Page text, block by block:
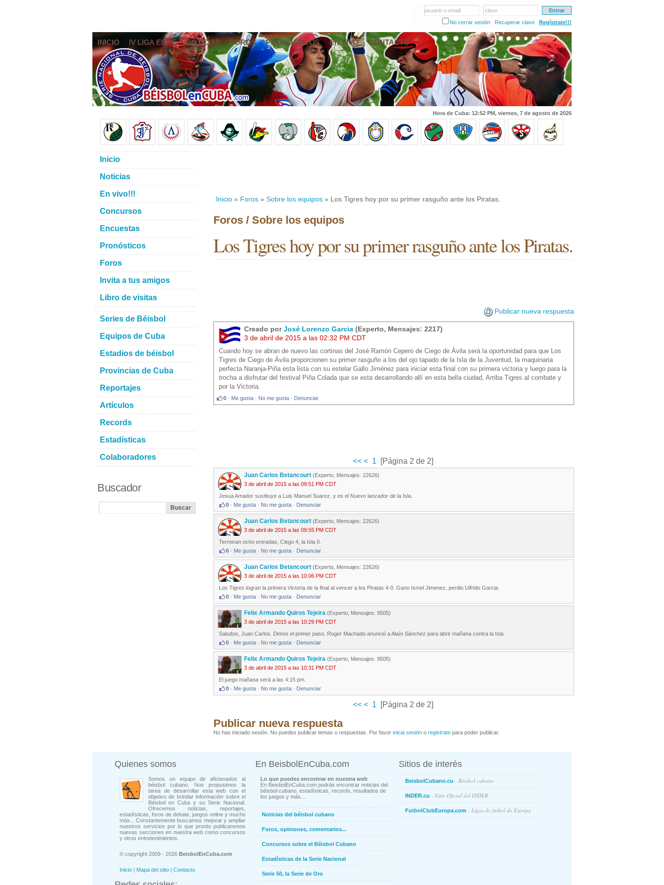
usuario o email
clave
No cerrar sesión
Recuperar clave Regístrate!!!
INICIO IV LIGA ELITE NOTICIAS FOROS PRONÓSTICOS EN VIVO CONTACTO
Hora de Cuba: 12:52 PM, viernes, 7 de agosto de 2026
Inicio » Foros » Sobre los equipos » Los Tigres hoy por su primer rasguño ante los Piratas.
Foros / Sobre los equipos
Los Tigres hoy por su primer rasguño ante los Piratas.
Publicar nueva respuesta
Creado porJosé Lorenzo Garcia (Experto, Mensajes: 2217)
3 de abril de 2015 a las 02:32 PM CDT
Cuando hoy se abran de nuevo las cortinas del José Ramón Cepero de Ciego de Ávila será la oportunidad para que Los
Tigres de Ciego de Ávila proporcionen su primer rasguño a los del ojo tapado de la Isla de la Juventud, la maquinaria
perfecta Naranja-Piña esta lista con su estelar Gallo Jiménez para iniciar esta final con su primera victoria y luego para la
trocha a disfrutar del festival Piña Colada que se esta desarrollando allí en esta bella ciudad, Arriba Tigres al combate y
por la Victoria.
0 · Me gusta · No me gusta · Denunciar
<< < 1 [Página 2 de 2]
Juan Carlos Betancourt (Experto, Mensajes: 22626)
3 de abril de 2015 a las 09:51 PM CDT
Jesua Amador sustituye a Luis Manuel Suarez, y es el Nuevo lanzador de la Isla.
0 · Me gusta · No me gusta · Denunciar
Juan Carlos Betancourt (Experto, Mensajes: 22626)
3 de abril de 2015 a las 09:55 PM CDT
Terminan ocho entradas, Ciego 4, la Isla 0.
0 · Me gusta · No me gusta · Denunciar
Juan Carlos Betancourt (Experto, Mensajes: 22626)
3 de abril de 2015 a las 10:06 PM CDT
Los Tigres logran la primera Victoria de la final al vencer a los Piratas 4-0. Gano Ismel Jimenez, perdio Uifrido Garcia.
0 · Me gusta · No me gusta · Denunciar
Felix Armando Quiros Tejeira (Experto, Mensajes: 9505)
3 de abril de 2015 a las 10:29 PM CDT
Saludos, Juan Carlos. Dimos el primer paso. Roger Machado anunció a Alaín Sánchez para abrir mañana contra la Isla.
0 · Me gusta · No me gusta · Denunciar
Felix Armando Quiros Tejeira (Experto, Mensajes: 9505)
3 de abril de 2015 a las 10:31 PM CDT
El juego mañana será a las 4:15 pm.
0 · Me gusta · No me gusta · Denunciar
<< < 1 [Página 2 de 2]
Publicar nueva respuesta
No has iniciado sesión. No puedes publicar temas o respuestas. Por favor inicia sesión o registrate para poder publicar.
Inicio
Noticias
En vivo!!!
Concursos
Encuestas
Pronósticos
Foros
Invita a tus amigos
Libro de visitas
Series de Béisbol
Equipos de Cuba
Estadios de béisbol
Provincias de Cuba
Reportajes
Artículos
Records
Estadísticas
Colaboradores
Buscador
Quienes somos
Somos un equipo de aficionados al
béisbol cubano. Nos propusimos la
tarea de desarrollar esta web con el
objetivo de brindar información sobre el
Béisbol en Cuba y su Serie Nacional.
Ofrecemos noticias, reportajes,
estadísticas, foros de debate, juegos online y mucho
más... Constantemente buscamos mejorar y ampliar
nuestros servicios por lo que pronto publicaremos
nuevas secciones en nuestra web como concursos
y otros entretenimientos.
© copyright 2009 - 2026 BeisbolEnCuba.com
Inicio | Mapa del sitio | Contacto
En BeisbolEnCuba.com
Lo que puedes encontrar en nuestra web
En BeisbolEnCuba.com podrás encontrar noticias del
béisbol cubano, estadísticas, records, resultados de
los juegos y más...
Noticias del béisbol cubano
Foros, opiniones, comentarios...
Concursos sobre el Béisbol Cubano
Estadísticas de la Serie Nacional
Serie 50, la Serie de Oro
Sitios de interés
BeisbolCubano.cu - Béisbol cubano
INDER.cu - Sitio Oficial del INDER
FutbolClubEuropa.com - Ligas de futbol de Europa